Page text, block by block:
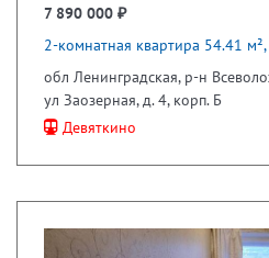
7 890 000 ₽
2-комнатная квартира 54.41
обл Ленинградская, р-н
ул Заозерная, д. 4, корп. Б
Девяткино